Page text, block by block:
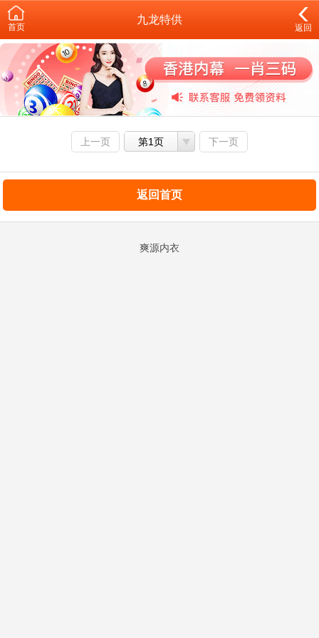
首页
九龙特供
返回
上一页 第1页 下一页
返回首页
爽源内衣